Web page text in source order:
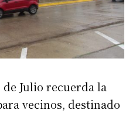
Julio recuerda la
vecinos, destinado